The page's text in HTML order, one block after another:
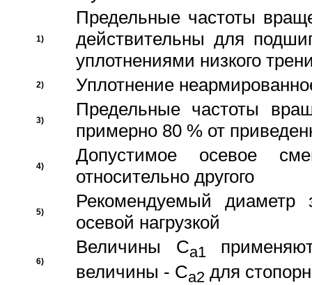
1)
Предельные частоты
действительны для
уплотнениями низкого
2) Уплотнение
3)
Предельные частоты
примерно 80 % от
4)
Допустимое осевое
относительно другого
5)
Рекомендуемый диаметр
осевой нагрузкой
6)
Величины Ca1
величины - Ca2 для